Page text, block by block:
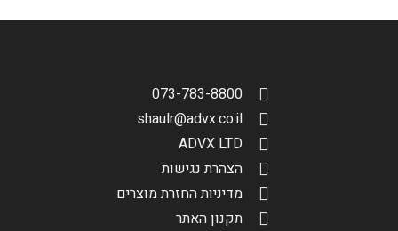
073-783-8800
shaulr@advx.co.il
ADVX LTD
הצהרת נגישות
מדיניות החזרת מוצרים
תקנון האתר